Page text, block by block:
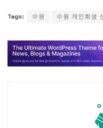
Tags: 수원 수원 개인회생